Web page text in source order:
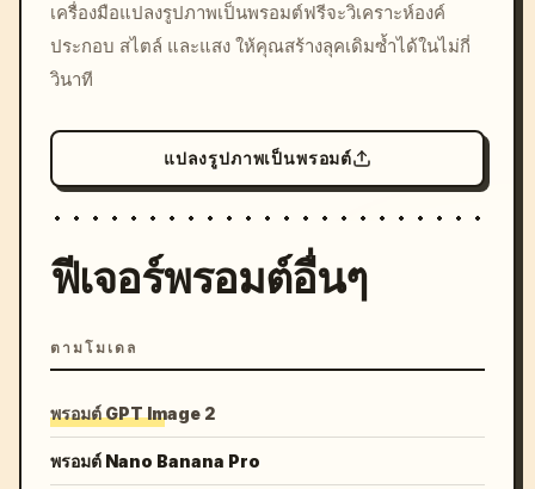
colors, 8k --v 6.0
เครื่องมือแปลงรูปภาพเป็นพรอมต์ฟรีจะวิเคราะห์องค์
ประกอบ สไตล์ และแสง ให้คุณสร้างลุคเดิมซ้ำได้ในไม่กี่
วินาที
แปลงรูปภาพเป็นพรอมต์
ฟีเจอร์พรอมต์อื่นๆ
ตามโมเดล
พรอมต์ GPT Image 2
พรอมต์ Nano Banana Pro